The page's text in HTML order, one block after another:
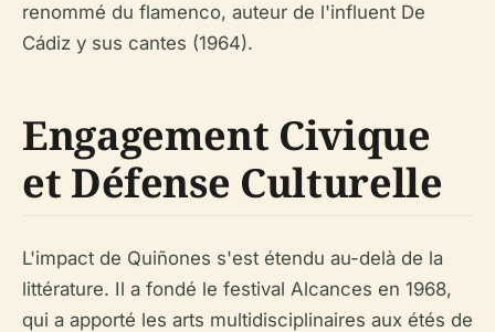
renommé du flamenco, auteur de l'influent De
Cádiz y sus cantes (1964).
Engagement Civique
et Défense Culturelle
L'impact de Quiñones s'est étendu au-delà de la
littérature. Il a fondé le festival Alcances en 1968,
qui a apporté les arts multidisciplinaires aux étés de